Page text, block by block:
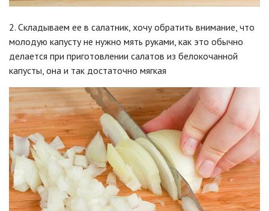
2. Складываем ее в салатник, хочу обратить внимание, что
молодую капусту не нужно мять руками, как это обычно
делается при приготовлении салатов из белокочанной
капусты, она и так достаточно мягкая